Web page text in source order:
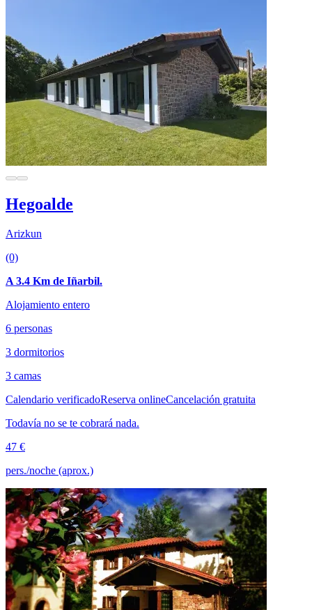
Hegoalde
Arizkun
(0)
A 3.4 Km de Iñarbil.
Alojamiento entero
6 personas
3 dormitorios
3 camas
Calendario verificadoReserva onlineCancelación gratuita
Todavía no se te cobrará nada.
47 €
pers./noche (aprox.)